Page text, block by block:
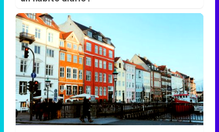
¿De verdad hacen esto?
Costumbres que rompen todos los
esquemas